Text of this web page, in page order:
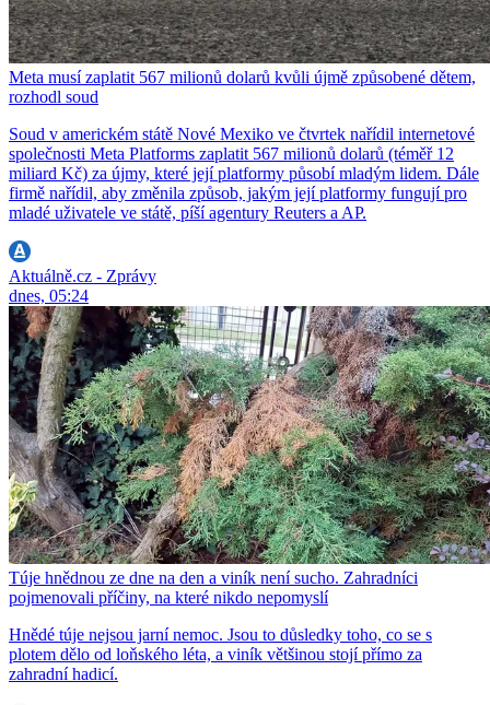
Meta musí zaplatit 567 milionů dolarů kvůli újmě způsobené dětem,
rozhodl soud
Soud v americkém státě Nové Mexiko ve čtvrtek nařídil internetové
společnosti Meta Platforms zaplatit 567 milionů dolarů (téměř 12
miliard Kč) za újmy, které její platformy působí mladým lidem. Dále
firmě nařídil, aby změnila způsob, jakým její platformy fungují pro
mladé uživatele ve státě, píší agentury Reuters a AP.
Aktuálně.cz - Zprávy
dnes, 05:24
Túje hnědnou ze dne na den a viník není sucho. Zahradníci
pojmenovali příčiny, na které nikdo nepomyslí
Hnědé túje nejsou jarní nemoc. Jsou to důsledky toho, co se s
plotem dělo od loňského léta, a viník většinou stojí přímo za
zahradní hadicí.